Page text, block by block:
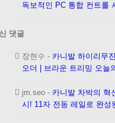
독보적인 PC 통합 컨트롤
댓글
장현수 - 카니발 하이리무
오더 | 브라운 트리밍 오늘
jm.seo - 카니발 차박의 혁
시! 11자 전동 레일로 완성